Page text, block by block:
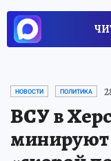
НОВОСТИ ПОЛИТИКА
ВСУ в